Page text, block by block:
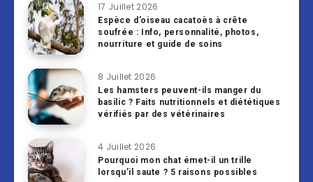
17 Juillet 2026
Espèce d’oiseau cacatoès à crête
soufrée : Info, personnalité, photos,
nourriture et guide de soins
8 Juillet 2026
Les hamsters peuvent-ils manger du
basilic ? Faits nutritionnels et diététiques
vérifiés par des vétérinaires
4 Juillet 2026
Pourquoi mon chat émet-il un trille
lorsqu’il saute ? 5 raisons possibles